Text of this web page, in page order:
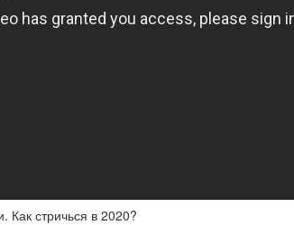
Как стричься в 2020?